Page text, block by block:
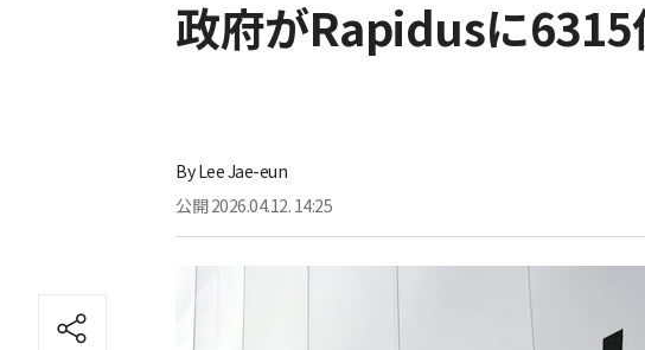
政府がRapidusに6315
ByLee Jae-eun
公開 2026.04.12. 14:25